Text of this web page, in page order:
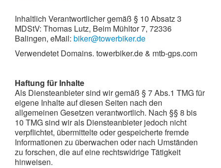
# Around the World
Inhaltlich Verantwortlicher gemäß § 10 Absatz 3
MDStV: Thomas Lutz, Beim Mühltor 7, 72336
Balingen, eMail: biker@towerbiker.de
Verwendetet Domains. towerbiker.de & mtb-gps.com
Haftung für Inhalte
Als Diensteanbieter sind wir gemäß § 7 Abs.1 TMG für
eigene Inhalte auf diesen Seiten nach den
allgemeinen Gesetzen verantwortlich. Nach §§ 8 bis
10 TMG sind wir als Diensteanbieter jedoch nicht
verpflichtet, übermittelte oder gespeicherte fremde
Informationen zu überwachen oder nach Umständen
zu forschen, die auf eine rechtswidrige Tätigkeit
hinweisen.